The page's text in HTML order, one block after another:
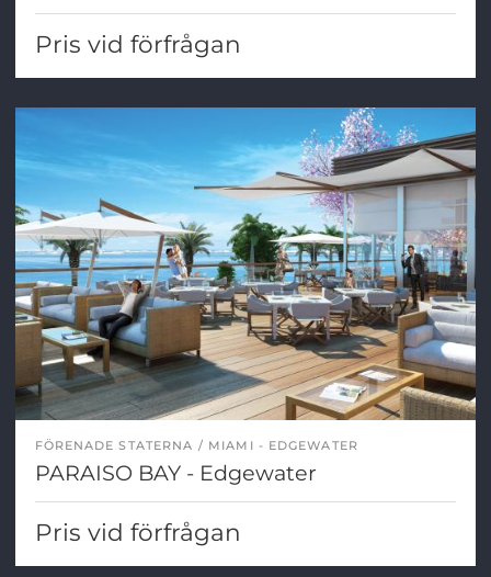
Pris vid förfrågan
FÖRENADE STATERNA MIAMI - EDGEWATER
PARAISO BAY - Edgewater
Pris vid förfrågan